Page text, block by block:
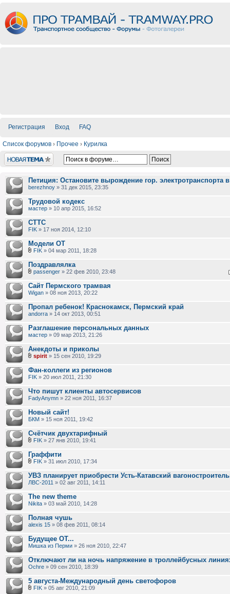
Регистрация Вход FAQ
Список форумов › Прочее › Курилка
Новая тема
Петиция: Остановите вырождение гор. электротранспорта
berezhnoy » 31 дек 2015, 23:35
Трудовой кодекс
мастер » 10 апр 2015, 16:52
СТТС
FIK » 17 ноя 2014, 12:10
Модели ОТ
FIK » 04 мар 2011, 18:28
Поздравлялка
passenger » 22 фев 2010, 23:48
Сайт Пермского трамвая
Wigan » 08 ноя 2013, 20:22
Пропал ребенок! Краснокамск, Пермский край
andorra » 14 окт 2013, 00:51
Разглашение персональных данных
мастер » 09 мар 2013, 21:26
Анекдоты и приколы
spirit » 15 сен 2010, 19:29
Фан-коллеги из регионов
FIK » 20 июл 2011, 21:30
Что пишут клиенты автосервисов
FadyAnymn » 22 ноя 2011, 16:37
Новый сайт!
БКМ » 15 ноя 2011, 19:42
Счётчик двухтарифный
FIK » 27 янв 2010, 19:41
Граффити
FIK » 31 июл 2010, 17:34
УВЗ планирует приобрести Усть-Катавский
ЛВС-2011 » 02 авг 2011, 14:11
The new theme
Nikita » 03 май 2010, 14:28
Полная чушь
alexis 15 » 08 фев 2011, 08:14
Будущее ОТ...
Мишка из Перми » 26 ноя 2010, 22:47
Отключают ли на ночь напряжение в троллейбусных
Ochre » 09 сен 2010, 18:39
5 августа-Международный день светофоров
FIK » 05 авг 2010, 21:09